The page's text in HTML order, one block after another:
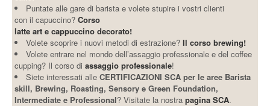
Puntate alle gare di barista e volete stupire i vostri clienti
con il capuccino?Corso
latte art e cappuccino decorato!
Volete scoprire i nuovi metodi di estrazione?Il corso brewing!
Volete entrare nel mondo dell’assaggio professionale e del coffee
cupping? Il corso diassaggio professionale!
Siete interessati alleCERTIFICAZIONI SCA per le aree Barista
skill, Brewing, Roasting, Sensory e Green Foundation,
Intermediate e Professional? Visitate la nostrapagina SCA.